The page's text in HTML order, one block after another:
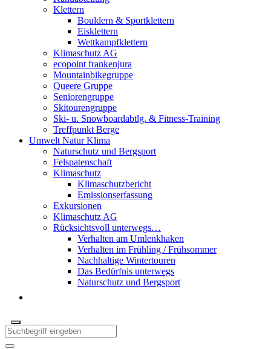
Klettern
Bouldern & Sportklettern
Eisklettern
Wettkampfklettern
Klimaschutz AG
ecopoint frankenjura
Mountainbikegruppe
Queere Gruppe
Seniorengruppe
Skitourengruppe
Ski- u. Snowboardabtlg. & Fitness-Training
Treffpunkt Berge
Umwelt Natur Klima
Naturschutz und Bergsport
Felspatenschaft
Klimaschutz
Klimaschutzbericht
Emissionserfassung
Exkursionen
Klimaschutz AG
Rücksichtsvoll unterwegs…
Verhalten am Umlenkhaken
Verhalten im Frühling / Frühsommer
Nachhaltige Wintertouren
Das Bedürfnis unterwegs
Naturschutz und Bergsport